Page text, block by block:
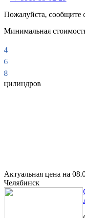
Пожалуйста, сообщите
Минимальная
4
6
8
цилиндров
Актуальная цена на
Челябинск